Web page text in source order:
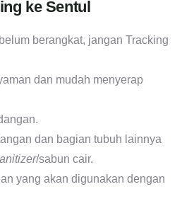
ke Sentul
berangkat, jangan Tracking
dan mudah menyerap
dan bagian tubuh lainnya
/sabun cair.
yang akan digunakan dengan